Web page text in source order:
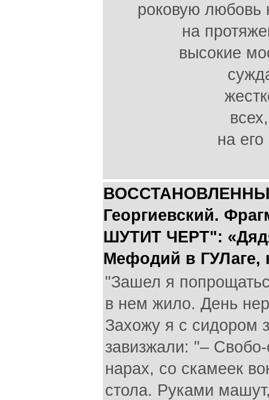
роковую
на
высокие
на
Георгиевский.
ШУТИТ ЧЕРТ":
Мефодий в ГУЛаге,
"Зашел я
в нем жило. День
Захожу я с сидором
завизжали: "–
нарах, со скамеек
стола. Руками